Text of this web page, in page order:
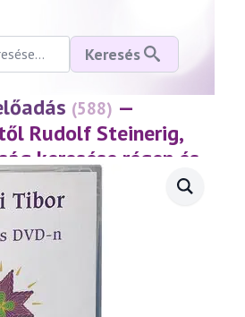
Keresés
(588) —
Rudolf Steinerig,
keresése régen és